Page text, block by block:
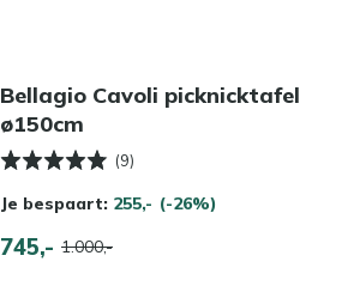
Bellagio Cavoli picknicktafel
ø150cm
(9)
Je bespaart: 255,- (-26%)
745,- 1.000,-